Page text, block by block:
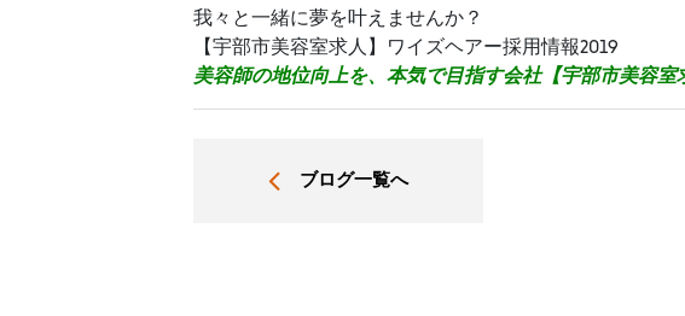
我々と一緒に夢を叶えませんか？
【宇部市美容室求人】ワイズヘアー採用情報2019
美容師の地位向上を、本気で目指す会社【宇部市美容室
ブログ一覧へ